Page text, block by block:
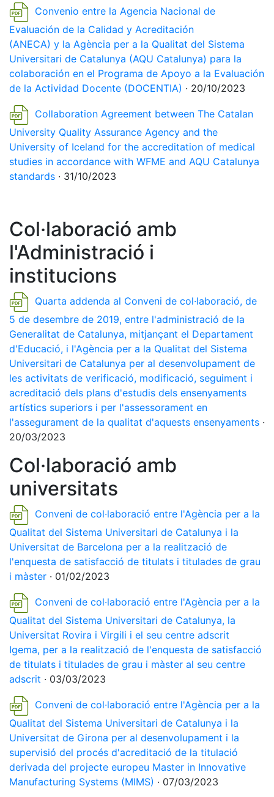
Convenio entre la Agencia Nacional de
Evaluación de la Calidad y Acreditación
(ANECA) y la Agència per a la Qualitat del Sistema
Universitari de Catalunya (AQU Catalunya) para la
colaboración en el Programa de Apoyo a la Evaluación
de la Actividad Docente (DOCENTIA) · 20/10/2023
Collaboration Agreement between The Catalan
University Quality Assurance Agency and the
University of Iceland for the accreditation of medical
studies in accordance with WFME and AQU Catalunya
standards · 31/10/2023
Col·laboració amb
l'Administració i
institucions
Quarta addenda al Conveni de col·laboració, de
5 de desembre de 2019, entre l'administració de la
Generalitat de Catalunya, mitjançant el Departament
d'Educació, i l'Agència per a la Qualitat del Sistema
Universitari de Catalunya per al desenvolupament de
les activitats de verificació, modificació, seguiment i
acreditació dels plans d'estudis dels ensenyaments
artístics superiors i per l'assessorament en
l'assegurament de la qualitat d'aquests ensenyaments ·
20/03/2023
Col·laboració amb
universitats
Conveni de col·laboració entre l'Agència per a la
Qualitat del Sistema Universitari de Catalunya i la
Universitat de Barcelona per a la realització de
l'enquesta de satisfacció de titulats i titulades de grau
i màster · 01/02/2023
Conveni de col·laboració entre l'Agència per a la
Qualitat del Sistema Universitari de Catalunya, la
Universitat Rovira i Virgili i el seu centre adscrit
Igema, per a la realització de l'enquesta de satisfacció
de titulats i titulades de grau i màster al seu centre
adscrit · 03/03/2023
Conveni de col·laboració entre l'Agència per a la
Qualitat del Sistema Universitari de Catalunya i la
Universitat de Girona per al desenvolupament i la
supervisió del procés d'acreditació de la titulació
derivada del projecte europeu Master in Innovative
Manufacturing Systems (MIMS) · 07/03/2023